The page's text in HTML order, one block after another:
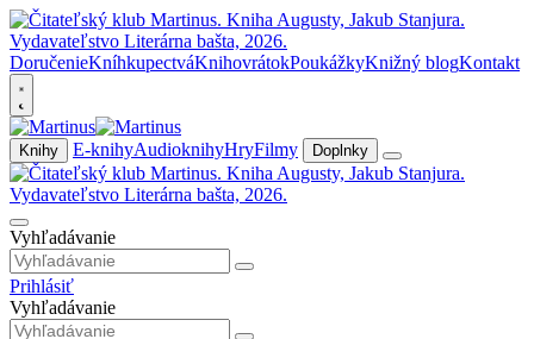
DoručenieKníhkupectváKnihovrátokPoukážkyKnižný blogKontakt
Knihy E-knihyAudioknihyHryFilmy Doplnky
Vyhľadávanie
Prihlásiť
Vyhľadávanie